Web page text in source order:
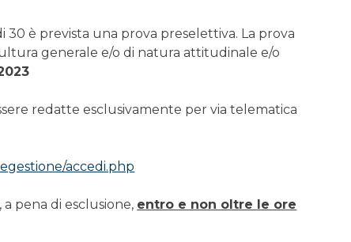
è prevista una prova preselettiva. La prova
generale e/o di natura attitudinale e/o
redatte esclusivamente per via telematica
accedi.php
pena di esclusione, entro e non oltre le ore